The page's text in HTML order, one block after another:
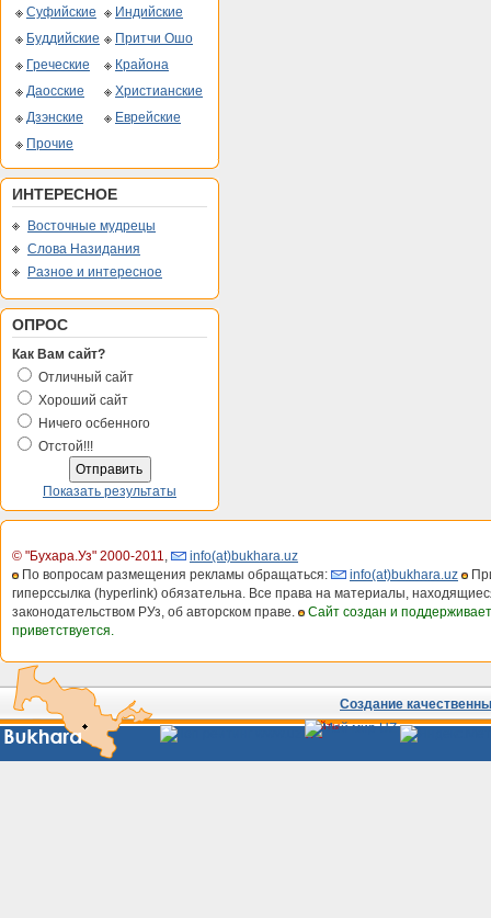
Суфийские
Индийские
Буддийские
Притчи Ошо
Греческие
Крайона
Даосские
Христианские
Дзэнские
Еврейские
Прочие
ИНТЕРЕСНОЕ
Восточные мудрецы
Слова Назидания
Разное и интересное
ОПРОС
Как Вам сайт?
Отличный сайт
Хороший сайт
Ничего осбенного
Отстой!!!
Показать результаты
© "Бухара.Уз" 2000-2011,
info(at)bukhara.uz
По вопросам размещения рекламы обращаться:
info(at)bukhara.uz
гиперссылка (hyperlink) обязательна. Все права на материалы,
законодательством РУз, об авторском праве.
Сайт создан и
приветствуется.
Создание
Сайты
Узбекистана